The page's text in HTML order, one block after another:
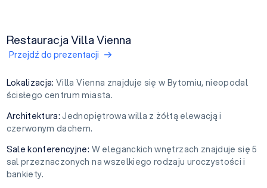
Restauracja Villa Vienna
Przejdź do prezentacji
Lokalizacja:Villa Vienna znajduje się w Bytomiu, nieopodal
ścisłego centrum miasta.
Architektura:Jednopiętrowa willa z żółtą elewacją i
czerwonym dachem.
Sale konferencyjne: W eleganckich wnętrzach znajduje się 5
sal przeznaczonych na wszelkiego rodzaju uroczystości i
bankiety.